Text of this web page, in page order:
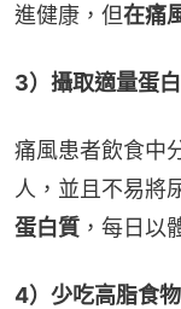
進健康，但在痛
3）攝取適量蛋
痛風患者飲食中
人，並且不易將
蛋白質 ，每日以
4）少吃高脂食物